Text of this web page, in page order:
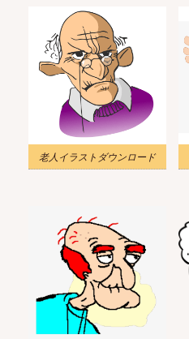
老人イラストダウンロード